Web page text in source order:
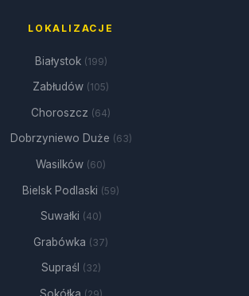
LOKALIZACJE
Białystok (199)
Zabłudów (105)
Choroszcz (64)
Dobrzyniewo Duże (63)
Wasilków (60)
Bielsk Podlaski (59)
Suwałki (40)
Grabówka (37)
Supraśl (32)